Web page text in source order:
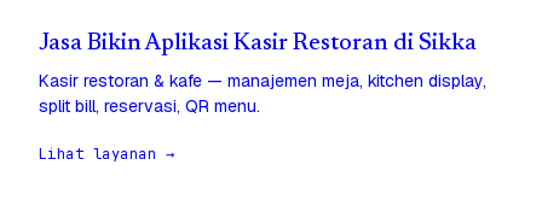
Jasa Bikin Aplikasi Kasir Restoran di Sikka
Kasir restoran & kafe — manajemen meja, kitchen display,
split bill, reservasi, QR menu.
Lihat layanan →